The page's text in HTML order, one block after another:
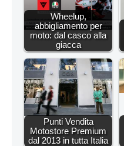
Wheelup,
abbigliamento per
moto: dal casco alla
giacca
Punti Vendita
Motostore Premium
dal 2013 in tutta Italia